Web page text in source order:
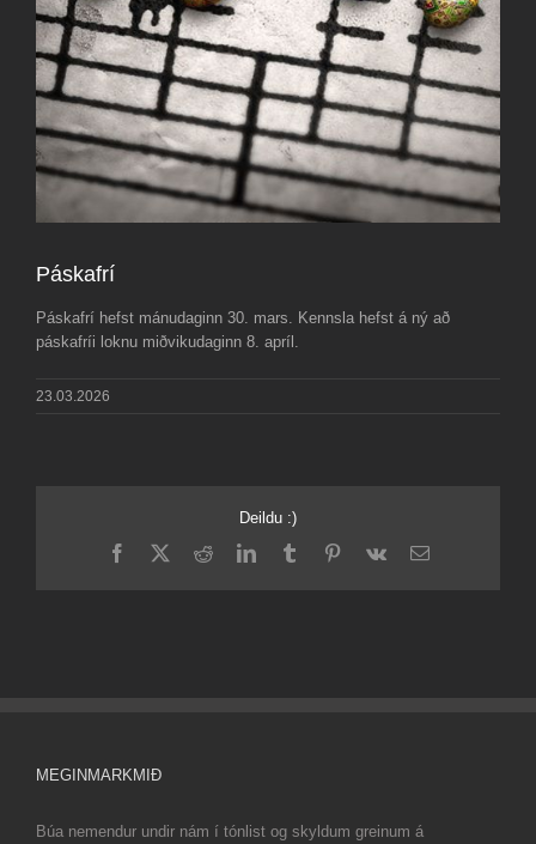
Páskafrí
Páskafrí hefst mánudaginn 30. mars. Kennsla hefst á ný að
páskafríi loknu miðvikudaginn 8. apríl.
23.03.2026
Deildu :)
Facebook
X RedditLinkedInTumblrPinterest
Vk Email
MEGINMARKMIÐ
Búa nemendur undir nám í tónlist og skyldum greinum á